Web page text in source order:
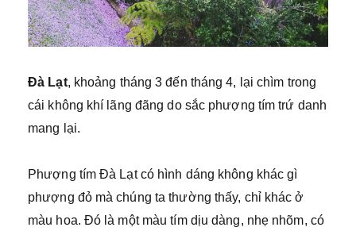
Đà Lạt, khoảng tháng 3 đến tháng 4, lại chìm trong
cái không khí lãng đãng do sắc phượng tím trứ danh
mang lại.
Phượng tím Đà Lạt có hình dáng không khác gì
phượng đỏ mà chúng ta thường thấy, chỉ khác ở
màu hoa. Đó là một màu tím dịu dàng, nhẹ nhõm, có